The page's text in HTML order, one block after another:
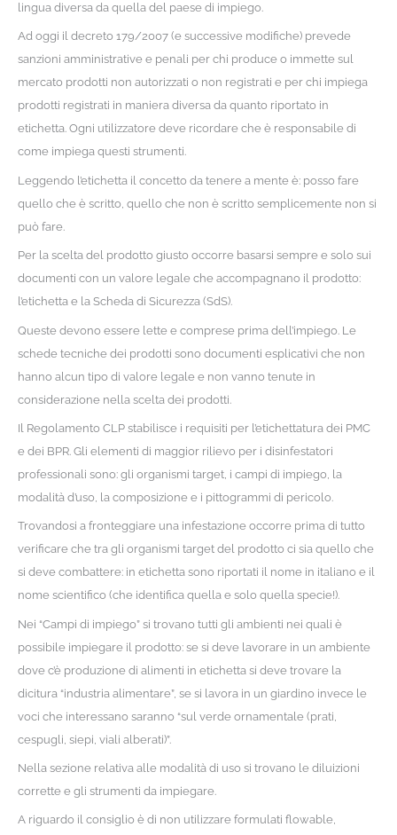
lingua diversa da quella del paese di impiego.
Ad oggi il decreto 179/2007 (e successive modifiche) prevede
sanzioni amministrative e penali per chi produce o immette sul
mercato prodotti non autorizzati o non registrati e per chi impiega
prodotti registrati in maniera diversa da quanto riportato in
etichetta. Ogni utilizzatore deve ricordare che è responsabile di
come impiega questi strumenti.
Leggendo l’etichetta il concetto da tenere a mente è: posso fare
quello che è scritto, quello che non è scritto semplicemente non si
può fare.
Per la scelta del prodotto giusto occorre basarsi sempre e solo sui
documenti con un valore legale che accompagnano il prodotto:
l’etichetta e la Scheda di Sicurezza (SdS).
Queste devono essere lette e comprese prima dell’impiego. Le
schede tecniche dei prodotti sono documenti esplicativi che non
hanno alcun tipo di valore legale e non vanno tenute in
considerazione nella scelta dei prodotti.
Il Regolamento CLP stabilisce i requisiti per l’etichettatura dei PMC
e dei BPR. Gli elementi di maggior rilievo per i disinfestatori
professionali sono: gli organismi target, i campi di impiego, la
modalità d’uso, la composizione e i pittogrammi di pericolo.
Trovandosi a fronteggiare una infestazione occorre prima di tutto
verificare che tra gli organismi target del prodotto ci sia quello che
si deve combattere: in etichetta sono riportati il nome in italiano e il
nome scientifico (che identifica quella e solo quella specie!).
Nei “Campi di impiego” si trovano tutti gli ambienti nei quali è
possibile impiegare il prodotto: se si deve lavorare in un ambiente
dove c’è produzione di alimenti in etichetta si deve trovare la
dicitura “industria alimentare”, se si lavora in un giardino invece le
voci che interessano saranno “sul verde ornamentale (prati,
cespugli, siepi, viali alberati)”.
Nella sezione relativa alle modalità di uso si trovano le diluizioni
corrette e gli strumenti da impiegare.
A riguardo il consiglio è di non utilizzare formulati flowable,